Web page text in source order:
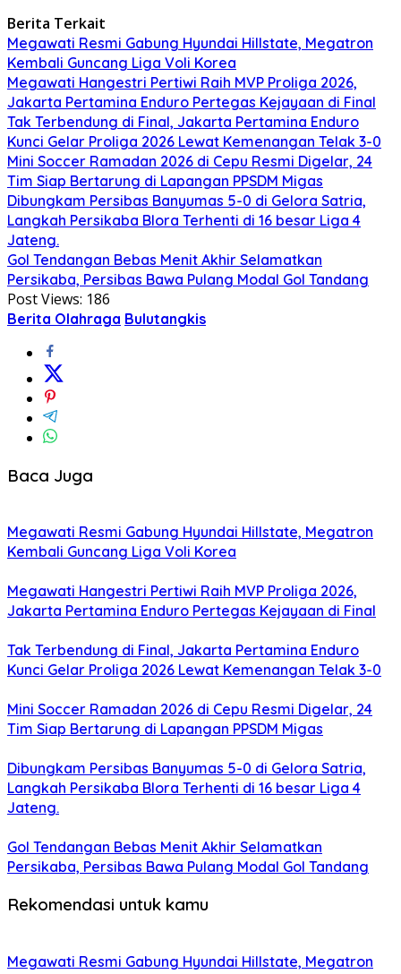
Berita Terkait
Megawati Resmi Gabung Hyundai Hillstate, Megatron
Kembali Guncang Liga Voli Korea
Megawati Hangestri Pertiwi Raih MVP Proliga 2026,
Jakarta Pertamina Enduro Pertegas Kejayaan di Final
Tak Terbendung di Final, Jakarta Pertamina Enduro
Kunci Gelar Proliga 2026 Lewat Kemenangan Telak 3-0
‎Mini Soccer Ramadan 2026 di Cepu Resmi Digelar, 24
Tim Siap Bertarung di Lapangan PPSDM Migas
‎Dibungkam Persibas Banyumas 5-0 di Gelora Satria,
Langkah Persikaba Blora Terhenti di 16 besar Liga 4
Jateng.
‎Gol Tendangan Bebas Menit Akhir Selamatkan
Persikaba, Persibas Bawa Pulang Modal Gol Tandang
Post Views: 186
Berita Olahraga Bulutangkis
Baca Juga
Megawati Resmi Gabung Hyundai Hillstate, Megatron
Kembali Guncang Liga Voli Korea
Megawati Hangestri Pertiwi Raih MVP Proliga 2026,
Jakarta Pertamina Enduro Pertegas Kejayaan di Final
Tak Terbendung di Final, Jakarta Pertamina Enduro
Kunci Gelar Proliga 2026 Lewat Kemenangan Telak 3-0
‎Mini Soccer Ramadan 2026 di Cepu Resmi Digelar, 24
Tim Siap Bertarung di Lapangan PPSDM Migas
‎Dibungkam Persibas Banyumas 5-0 di Gelora Satria,
Langkah Persikaba Blora Terhenti di 16 besar Liga 4
Jateng.
‎Gol Tendangan Bebas Menit Akhir Selamatkan
Persikaba, Persibas Bawa Pulang Modal Gol Tandang
Rekomendasi untuk kamu
Megawati Resmi Gabung Hyundai Hillstate, Megatron